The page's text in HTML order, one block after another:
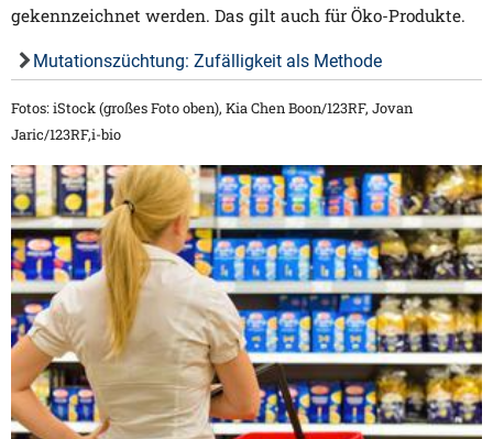
gekennzeichnet werden. Das gilt auch für Öko-Produkte.
Mutationszüchtung: Zufälligkeit als Methode
Fotos: iStock (großes Foto oben), Kia Chen Boon/123RF, Jovan
Jaric/123RF,i-bio